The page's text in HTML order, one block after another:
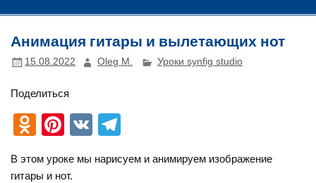
Анимация гитары и вылетающих нот
15.08.2022 Oleg M. Уроки synfig studio
Поделиться
O
n
Pi
er
V
e
В этом уроке мы нарисуем и анимируем изображение
гитары и нот.